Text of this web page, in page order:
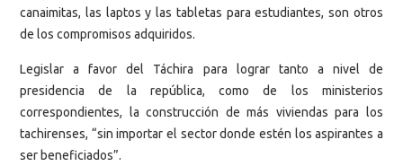
canaimitas, las laptos y las tabletas para estudiantes, son otros
de los compromisos adquiridos.
Legislar a favor del Táchira para lograr tanto a nivel de
presidencia de la república, como de los ministerios
correspondientes, la construcción de más viviendas para los
tachirenses, “sin importar el sector donde estén los aspirantes a
ser beneficiados”.